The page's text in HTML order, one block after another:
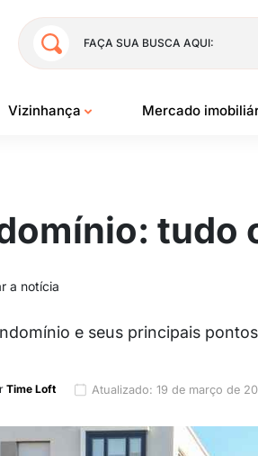
FAÇA SUA BUSCA AQUI:
Vizinhança Mercado
a notícia
e seus principais
Time Loft Atualizado: 19 de março de